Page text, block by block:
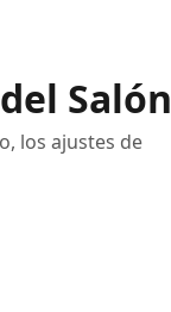
Salón
los ajustes de